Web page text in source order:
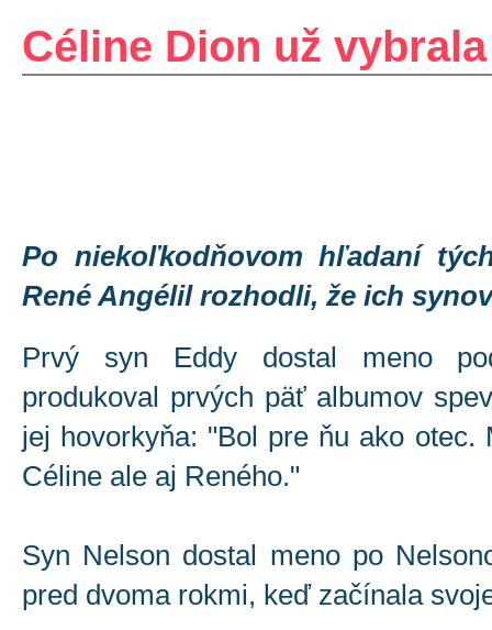
Céline Dion už
Po niekoľkodňovom hľadaní
René Angélil rozhodli, že ich
Prvý syn Eddy dostal meno
produkoval prvých päť albumov
jej hovorkyňa: "Bol pre ňu ako
Céline ale aj Reného."
Syn Nelson dostal meno po
pred dvoma rokmi, keď začínala